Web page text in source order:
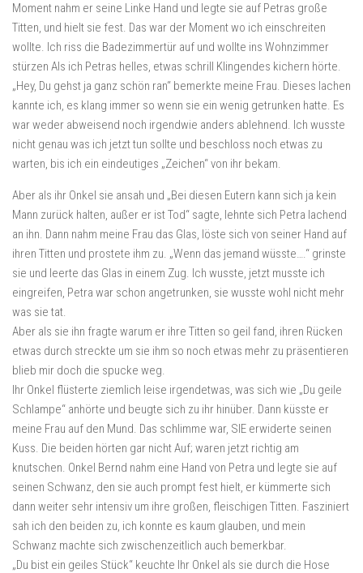
Moment nahm er seine Linke Hand und legte sie auf Petras große
Titten, und hielt sie fest. Das war der Moment wo ich einschreiten
wollte. Ich riss die Badezimmertür auf und wollte ins Wohnzimmer
stürzen Als ich Petras helles, etwas schrill Klingendes kichern hörte.
„Hey, Du gehst ja ganz schön ran“ bemerkte meine Frau. Dieses lachen
kannte ich, es klang immer so wenn sie ein wenig getrunken hatte. Es
war weder abweisend noch irgendwie anders ablehnend. Ich wusste
nicht genau was ich jetzt tun sollte und beschloss noch etwas zu
warten, bis ich ein eindeutiges „Zeichen“ von ihr bekam.
Aber als ihr Onkel sie ansah und „Bei diesen Eutern kann sich ja kein
Mann zurück halten, außer er ist Tod“ sagte, lehnte sich Petra lachend
an ihn. Dann nahm meine Frau das Glas, löste sich von seiner Hand auf
ihren Titten und prostete ihm zu. „Wenn das jemand wüsste….“ grinste
sie und leerte das Glas in einem Zug. Ich wusste, jetzt musste ich
eingreifen, Petra war schon angetrunken, sie wusste wohl nicht mehr
was sie tat.
Aber als sie ihn fragte warum er ihre Titten so geil fand, ihren Rücken
etwas durch streckte um sie ihm so noch etwas mehr zu präsentieren
blieb mir doch die spucke weg.
Ihr Onkel flüsterte ziemlich leise irgendetwas, was sich wie „Du geile
Schlampe“ anhörte und beugte sich zu ihr hinüber. Dann küsste er
meine Frau auf den Mund. Das schlimme war, SIE erwiderte seinen
Kuss. Die beiden hörten gar nicht Auf; waren jetzt richtig am
knutschen. Onkel Bernd nahm eine Hand von Petra und legte sie auf
seinen Schwanz, den sie auch prompt fest hielt, er kümmerte sich
dann weiter sehr intensiv um ihre großen, fleischigen Titten. Fasziniert
sah ich den beiden zu, ich konnte es kaum glauben, und mein
Schwanz machte sich zwischenzeitlich auch bemerkbar.
„Du bist ein geiles Stück“ keuchte Ihr Onkel als sie durch die Hose